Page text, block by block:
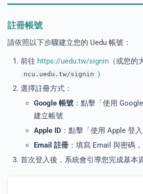
註冊帳號
請依照以下步驟建立您的 Uedu 帳號：
前往 https://uedu.tw/signin（或您的
ncu.uedu.tw/signin ）
選擇註冊方式：
Google 帳號：點擊「使用
建立帳號
Apple ID ：點擊「使用 Apple 登入
Email 註冊：填寫 Email 與密碼
首次登入後，系統會引導您完成基本